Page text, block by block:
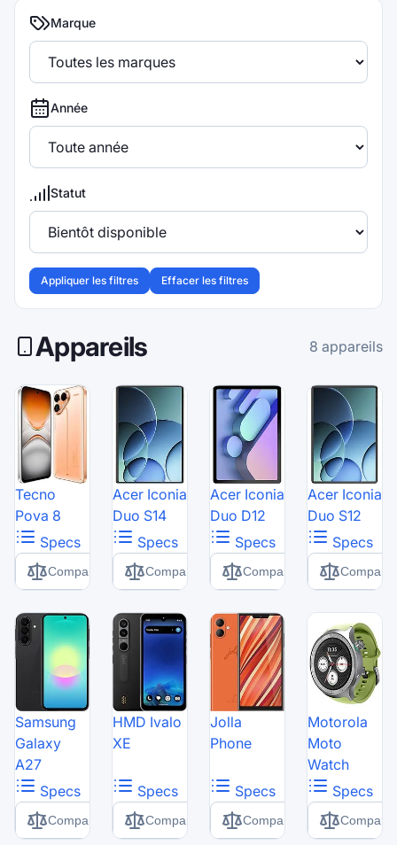
Marque
Année
Statut
Appliquer les filtres Effacer les filtres
Appareils 8 appareils
Tecno
Pova 8
Specs
Comparer
Acer Iconia
Duo S14
Specs
Comparer
Acer Iconia
Duo D12
Specs
Comparer
Acer Iconia
Duo S12
Specs
Comparer
Samsung
Galaxy
A27
Specs
Comparer
HMD Ivalo
XE
Specs
Comparer
Jolla
Phone
Specs
Comparer
Motorola
Moto
Watch
Specs
Comparer